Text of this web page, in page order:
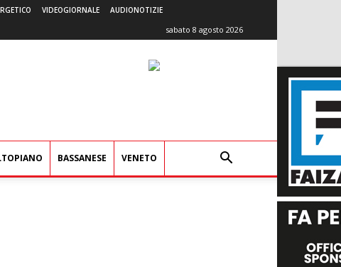
VIDEOGIORNALE AUDIONOTIZIE
sabato 8 agosto 2026
BASSANESE VENETO